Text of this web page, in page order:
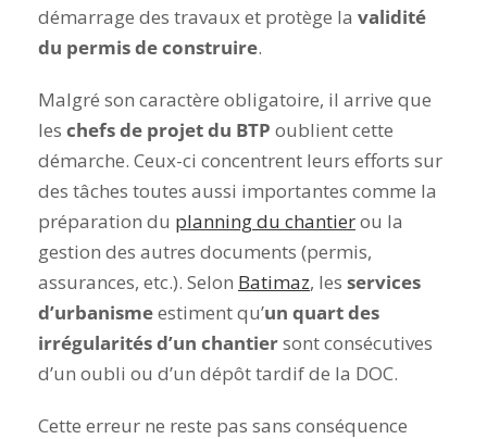
démarrage des travaux et protège la validité
du permis de construire.
Malgré son caractère obligatoire, il arrive que
les chefs de projet du BTP oublient cette
démarche. Ceux-ci concentrent leurs efforts sur
des tâches toutes aussi importantes comme la
préparation du planning du chantierou la
gestion des autres documents (permis,
assurances, etc.). Selon Batimaz, les services
d’urbanismeestiment qu’un quart des
irrégularités d’un chantiersont consécutives
d’un oubli ou d’un dépôt tardif de la DOC.
Cette erreur ne reste pas sans conséquence